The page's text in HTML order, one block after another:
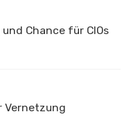
Chance für CIOs
Vernetzung